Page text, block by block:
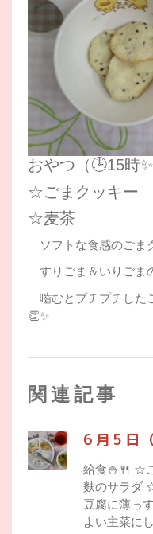
おやつ（🕒15時✨
☆ごまクッキー
☆麦茶
ソフトな食感のごま
すりごま＆いりごま
嚙むとプチプチした
👏✨
関連記事
6月5日
給食🍚🍴 ☆
麩のサラダ
豆腐に薄っ
よい主菜に